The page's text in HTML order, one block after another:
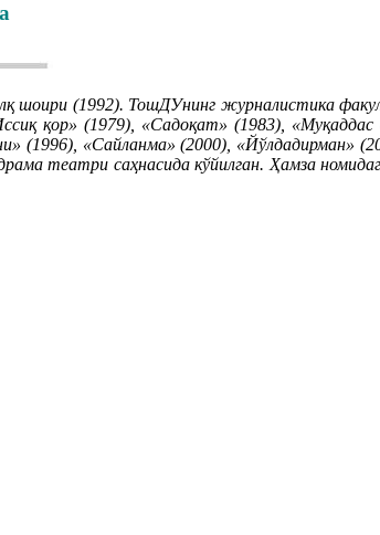
шоири (1992). ТошДУнинг журналистика
қор» (1979), «Садоқат» (1983), «Муқаддас
(1996), «Сайланма» (2000), «Йўлдадирман»
театри саҳнасида кўйилган. Ҳамза